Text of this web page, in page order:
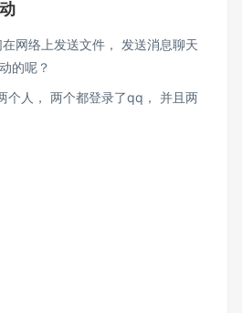
络上发送文件， 发送消息聊天
的呢？
个人， 两个都登录了qq， 并且两